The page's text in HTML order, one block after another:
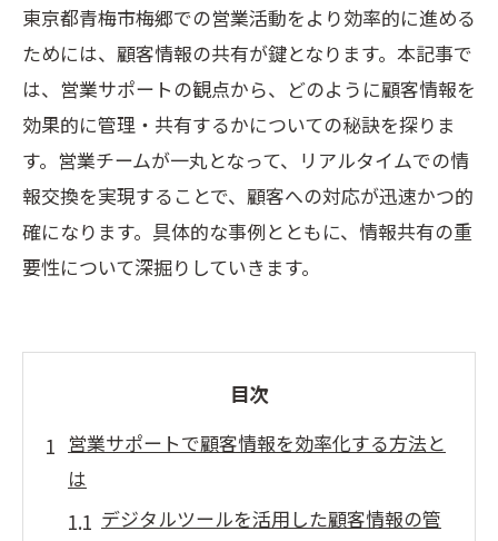
東京都青梅市梅郷での営業活動をより効率的に進める
ためには、顧客情報の共有が鍵となります。本記事で
は、営業サポートの観点から、どのように顧客情報を
効果的に管理・共有するかについての秘訣を探りま
す。営業チームが一丸となって、リアルタイムでの情
報交換を実現することで、顧客への対応が迅速かつ的
確になります。具体的な事例とともに、情報共有の重
要性について深掘りしていきます。
目次
営業サポートで顧客情報を効率化する方法と
は
デジタルツールを活用した顧客情報の管